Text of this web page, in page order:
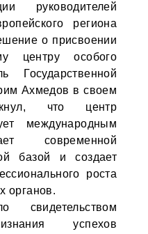
руководителей
региона
о присвоении
центру особого
Государственной
Ахмедов в своем
что центр
международным
современной
базой и создает
роста
органов.
успехов